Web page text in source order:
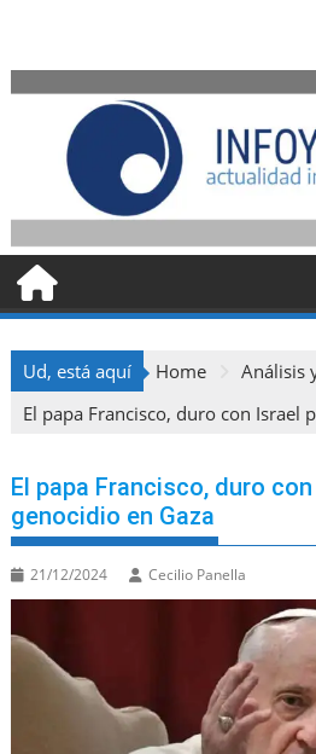
content
Ud, está aquí Home
Análisis
El papa Francisco, duro con Israel
El papa Francisco, duro
genocidio en Gaza
21/12/2024 Cecilio Panella